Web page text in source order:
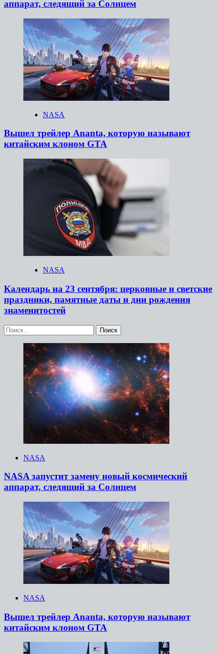
аппарат, следящий за Солнцем
NASA
Вышел трейлер Ananta, которую называют
китайским клоном GTA
NASA
Календарь на 23 сентября: церковные и светские
праздники, памятные даты и дни рождения
знаменитостей
Найти:
NASA
NASA запустит замену новый космический
аппарат, следящий за Солнцем
NASA
Вышел трейлер Ananta, которую называют
китайским клоном GTA